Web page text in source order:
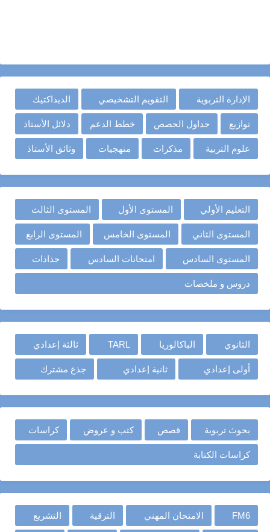
الإدارة التربوية التقويم التشخيصي الديداكتيك
توازيع جداول الحصص خطط الدعم دلائل الأستاذ
علوم التربية مذكرات منهجيات وثائق الأستاذ
التعليم الأولي المستوى الأول المستوى الثالث
المستوى الثاني المستوى الخامس المستوى الرابع
المستوى السادس امتحانات السادس جذاذات
دروس و ملخصات
الثانوي الباكالوريا TARL ثالثة إعدادي
أولى إعدادي ثانية إعدادي جذع مشترك
بحوث تربوية قصص كتب و عروض كراسات
كراسات الكتابة
FM6 الامتحان المهني الترقية التشريع